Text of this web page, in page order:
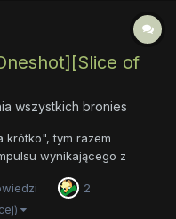
of
wszystkich bronies
krótko", tym razem
wynikającego z
form i przy okazji
niż zazwyczaj. Tak
2